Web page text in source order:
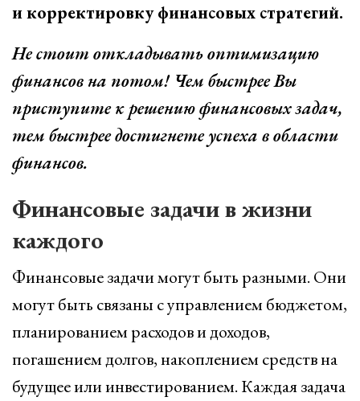
и корректировку финансовых стратегий.
Не стоит откладывать оптимизацию
финансов на потом! Чем быстрее Вы
приступите к решению финансовых задач,
тем быстрее достигнете успеха в области
финансов.
Финансовые задачи в жизни
каждого
Финансовые задачи могут быть разными. Они
могут быть связаны с управлением бюджетом,
планированием расходов и доходов,
погашением долгов, накоплением средств на
будущее или инвестированием. Каждая задача